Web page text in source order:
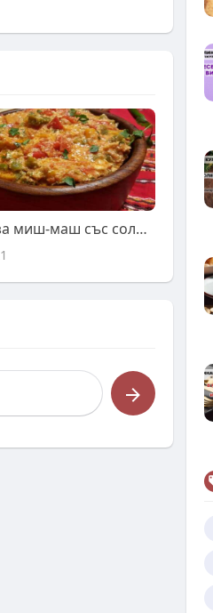
Рецепта за миш-маш със солено говеждо месо